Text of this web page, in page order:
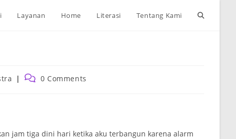
Layanan Home Literasi Tentang Kami Toggle
Post 0 Comments
tiga dini hari ketika aku terbangun karena alarm